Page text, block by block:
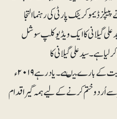
ڈیموکریٹک پارٹی کی رہنما التجا
گیلانی کا ایک ویڈیو کلپ سوشل
ہے۔سید علی گیلانی کا
یہ ویڈکلپ اردو زبان کی اہمیت و افادیت کے بارے میںہے۔یاد رہے ۲۰۱۹ء
اُردو ختم کرنے کے لیے ہمہ گیر اقدام